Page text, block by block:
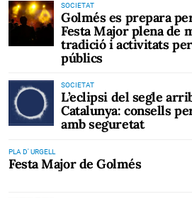
SOCIETAT
Golmés es prepara
Festa Major plena de
tradició i activitats
públics
SOCIETAT
L’eclipsi del segle
Catalunya: consells
amb seguretat
PLA D' URGELL
Festa Major de Golmés